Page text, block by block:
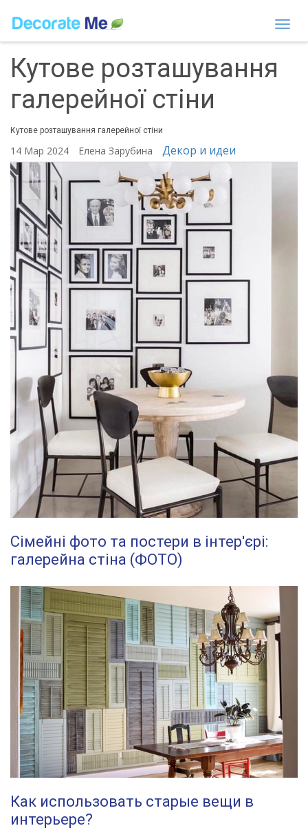
Кутове розташування
галерейної стіни
Кутове розташування галерейної стіни
14 Мар 2024 Елена Зарубина Декор и идеи
Сімейні фото та постери в інтер'єрі:
галерейна стіна (ФОТО)
Как использовать старые вещи в
интерьере?